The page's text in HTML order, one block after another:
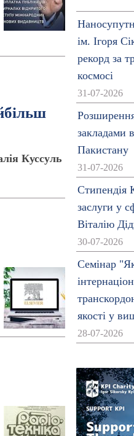
Куссуль
ім. Ігоря
рекорд за
космосі
31-07-2026
закладами
Пакистану
31-07-2026
Стипендія
заслуги у
Віталію
30-07-2026
Семінар
якості у
28-07-2026